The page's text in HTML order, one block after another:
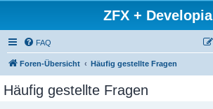
ZFX + Developia
FAQ
Foren-Übersicht Häufig gestellte Fragen
Häufig gestellte Fragen